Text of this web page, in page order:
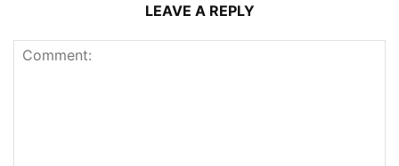
LEAVE A REPLY